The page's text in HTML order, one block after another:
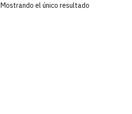
Mostrando el único resultado